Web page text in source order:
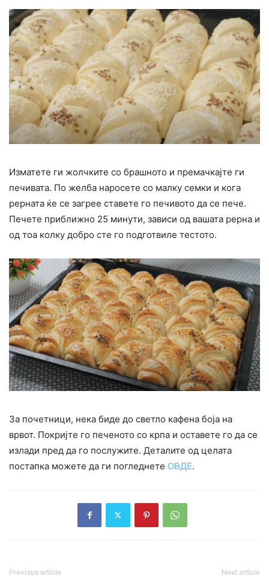
Изматете ги жолчките со брашното и премачкајте ги
печивата. По желба наросете со малку семки и кога
рерната ќе се загрее ставете го печивото да се пече.
Печете приближно 25 минути, зависи од вашата рерна и
од тоа колку добро сте го подготвиле тестото.
За почетници, нека биде до светло кафена боја на
врвот. Покријте го печеното со крпа и оставете го да се
излади пред да го послужите. Деталите од целата
постапка можете да ги погледнете ОВДЕ.
Previous article Next article